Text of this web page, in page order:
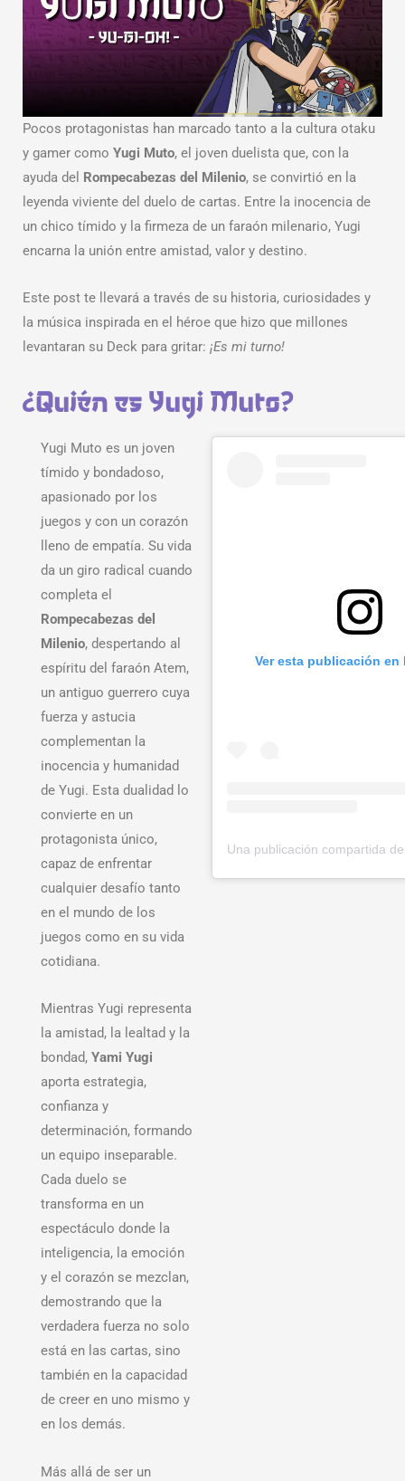
Pocos protagonistas han marcado tanto a la cultura otaku
y gamer como Yugi Muto, el joven duelista que, con la
ayuda del Rompecabezas del Milenio, se convirtió en la
leyenda viviente del duelo de cartas. Entre la inocencia de
un chico tímido y la firmeza de un faraón milenario, Yugi
encarna la unión entre amistad, valor y destino.
Este post te llevará a través de su historia, curiosidades y
la música inspirada en el héroe que hizo que millones
levantaran su Deck para gritar: ¡Es mi turno!
¿Quién es Yugi Muto?
Yugi Muto es un joven
tímido y bondadoso,
apasionado por los
juegos y con un corazón
lleno de empatía. Su vida
da un giro radical cuando
completa el
Rompecabezas del
Milenio, despertando al
espíritu del faraón Atem,
un antiguo guerrero cuya
fuerza y astucia
complementan la
inocencia y humanidad
de Yugi. Esta dualidad lo
convierte en un
protagonista único,
capaz de enfrentar
cualquier desafío tanto
en el mundo de los
juegos como en su vida
cotidiana.
Mientras Yugi representa
la amistad, la lealtad y la
bondad, Yami Yugi
aporta estrategia,
confianza y
determinación, formando
un equipo inseparable.
Cada duelo se
transforma en un
espectáculo donde la
inteligencia, la emoción
y el corazón se mezclan,
demostrando que la
verdadera fuerza no solo
está en las cartas, sino
también en la capacidad
de creer en uno mismo y
en los demás.
Más allá de ser un
Ver esta publicación en